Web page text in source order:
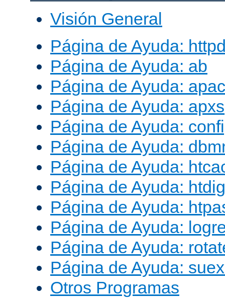
Visión General
Página de Ayuda:
Página de Ayuda: ab
Página de Ayuda:
Página de Ayuda: apxs
Página de Ayuda:
Página de Ayuda:
Página de Ayuda:
Página de Ayuda:
Página de Ayuda:
Página de Ayuda:
Página de Ayuda:
Página de Ayuda:
Otros Programas